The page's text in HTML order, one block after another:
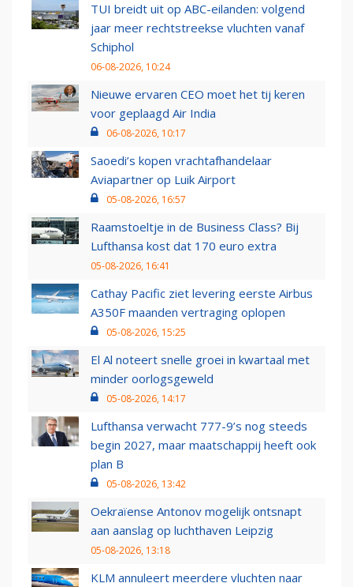
TUI breidt uit op ABC-eilanden: volgend
jaar meer rechtstreekse vluchten vanaf
Schiphol
06-08-2026, 10:24
Nieuwe ervaren CEO moet het tij keren
voor geplaagd Air India
06-08-2026, 10:17
Saoedi’s kopen vrachtafhandelaar
Aviapartner op Luik Airport
05-08-2026, 16:57
Raamstoeltje in de Business Class? Bij
Lufthansa kost dat 170 euro extra
05-08-2026, 16:41
Cathay Pacific ziet levering eerste Airbus
A350F maanden vertraging oplopen
05-08-2026, 15:25
El Al noteert snelle groei in kwartaal met
minder oorlogsgeweld
05-08-2026, 14:17
Lufthansa verwacht 777-9’s nog steeds
begin 2027, maar maatschappij heeft ook
plan B
05-08-2026, 13:42
Oekraïense Antonov mogelijk ontsnapt
aan aanslag op luchthaven Leipzig
05-08-2026, 13:18
KLM annuleert meerdere vluchten naar